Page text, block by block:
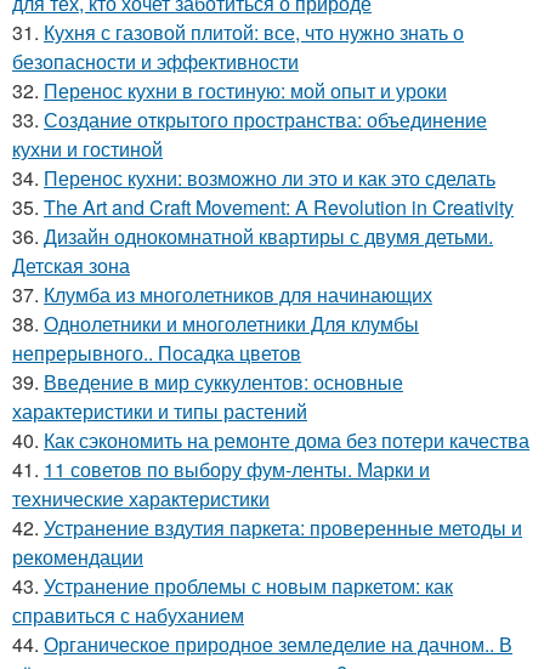
31. Кухня с газовой плитой: все, что нужно знать о
безопасности и эффективности
32. Перенос кухни в гостиную: мой опыт и уроки
33. Создание открытого пространства: объединение
кухни и гостиной
34. Перенос кухни: возможно ли это и как это сделать
35. The Art and Craft Movement: A Revolution in Creativity
36. Дизайн однокомнатной квартиры с двумя детьми.
Детская зона
37. Клумба из многолетников для начинающих
38. Однолетники и многолетники Для клумбы
непрерывного.. Посадка цветов
39. Введение в мир суккулентов: основные
характеристики и типы растений
40. Как сэкономить на ремонте дома без потери качества
41. 11 советов по выбору фум-ленты. Марки и
технические характеристики
42. Устранение вздутия паркета: проверенные методы и
рекомендации
43. Устранение проблемы с новым паркетом: как
справиться с набуханием
44. Органическое природное земледелие на дачном.. В